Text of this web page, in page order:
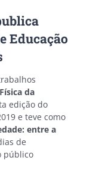
Educação
da
edição do
e teve como
entre a
de
público